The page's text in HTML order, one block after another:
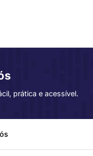
prática e acessível.